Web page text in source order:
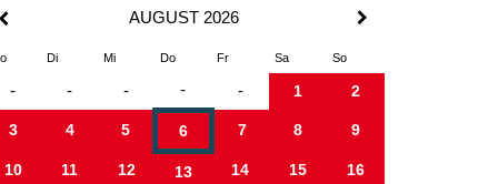
AUGUST 2026
Di Mi Do Fr Sa So
- - - - - 1 2
3 4 5 6 7 8 9
10 11 12 13 14 15 16